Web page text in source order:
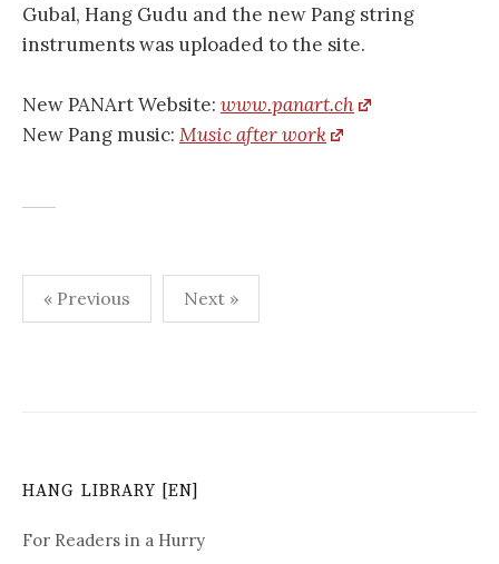
Gubal, Hang Gudu and the new Pang string
instruments was uploaded to the site.
New PANArt Website: www.panart.ch
New Pang music: Music after work
s
n
« Previous Next »
HANG LIBRARY [EN]
For Readers in a Hurry